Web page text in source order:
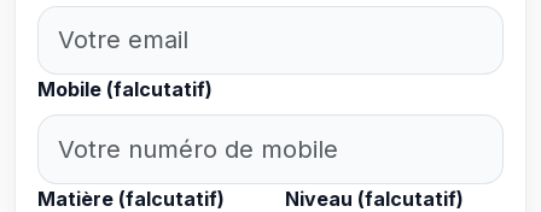
Mobile (falcutatif)
Matière (falcutatif) Niveau (falcutatif)